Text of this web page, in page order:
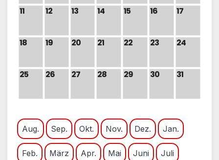
11 12 13 14 15 16 17
18 19 20 21 22 23 24
25 26 27 28 29 30 31
Aug. Sep. Okt. Nov. Dez. Jan.
Feb. März Apr. Mai Juni Juli